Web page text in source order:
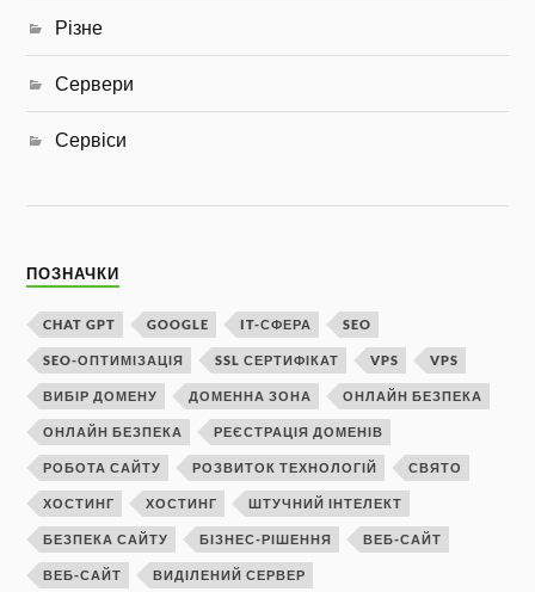
Різне
Сервери
Сервіси
ПОЗНАЧКИ
CHAT GPT GOOGLE IT-СФЕРА SEO
SEO-ОПТИМІЗАЦІЯ SSL СЕРТИФІКАТ VPS VPS
ВИБІР ДОМЕНУ ДОМЕННА ЗОНА ОНЛАЙН БЕЗПЕКА
ОНЛАЙН БЕЗПЕКА РЕЄСТРАЦІЯ ДОМЕНІВ
РОБОТА САЙТУ РОЗВИТОК ТЕХНОЛОГІЙ СВЯТО
ХОСТИНГ ХОСТИНГ ШТУЧНИЙ ІНТЕЛЕКТ
БЕЗПЕКА САЙТУ БІЗНЕС-РІШЕННЯ ВЕБ-САЙТ
ВЕБ-САЙТ ВИДІЛЕНИЙ СЕРВЕР